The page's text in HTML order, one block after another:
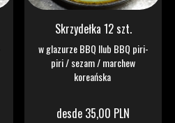
Skrzydełka 12 szt.
w glazurze BBQ llub BBQ piri-
piri / sezam / marchew
koreańska
desde 35,00 PLN